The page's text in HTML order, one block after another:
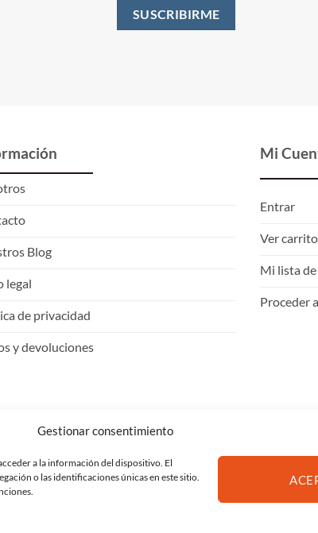
Gestionar consentimiento
a la información del dispositivo. El
o las identificaciones únicas en este sitio.
Blog
legal
de privacidad
y devoluciones
Mi
Entrar
Ver carrito
Mi lista
Proceder